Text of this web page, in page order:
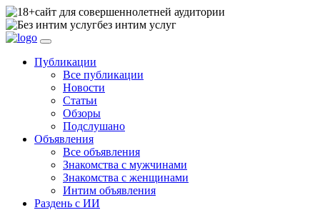
сайт для совершеннолетней аудитории
без интим услуг
Публикации
Все публикации
Новости
Статьи
Обзоры
Подслушано
Объявления
Все объявления
Знакомства с мужчинами
Знакомства с женщинами
Интим объявления
Раздень с ИИ